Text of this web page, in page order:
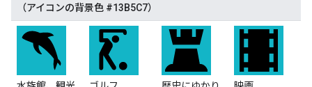
（アイコンの背景色 #13B5C7）